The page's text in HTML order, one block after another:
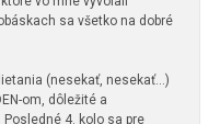
sa všetko na dobré
(nesekať, nesekať…)
om, dôležité a
4. kolo sa pre